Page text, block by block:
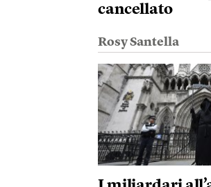
cancellato
Rosy Santella